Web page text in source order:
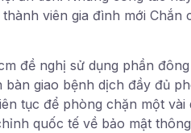
viên gia đình mới
đề nghị sử dụng phần
giao bệnh dịch đầy đủ
tục để phòng chặn một
quốc tế về bảo mật